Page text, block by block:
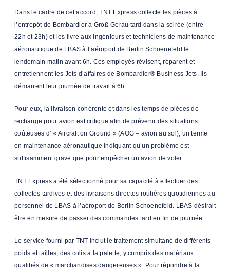
Dans le cadre de cet accord, TNT Express collecte les pièces à
l’entrepôt de Bombardier à Groß-Gerau tard dans la soirée (entre
22h et 23h) et les livre aux ingénieurs et techniciens de maintenance
aéronautique de LBAS à l’aéroport de Berlin Schoenefeld le
lendemain matin avant 6h. Ces employés révisent, réparent et
entretiennent les Jets d’affaires de Bombardier® Business Jets. Ils
démarrent leur journée de travail à 6h.
Pour eux, la livraison cohérente et dans les temps de pièces de
rechange pour avion est critique afin de prévenir des situations
coûteuses d’ « Aircraft on Ground » (AOG – avion au sol), un terme
en maintenance aéronautique indiquant qu’un problème est
suffisamment grave que pour empêcher un avion de voler.
TNT Express a été sélectionné pour sa capacité à effectuer des
collectes tardives et des livraisons directes routières quotidiennes au
personnel de LBAS à l’aéroport de Berlin Schoenefeld. LBAS désirait
être en mesure de passer des commandes tard en fin de journée.
Le service fourni par TNT inclut le traitement simultané de différents
poids et tailles, des colis à la palette, y compris des matériaux
qualifiés de « marchandises dangereuses ». Pour répondre à la